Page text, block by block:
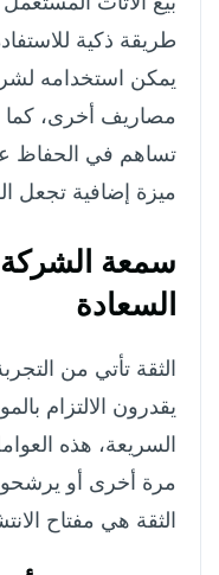
طريقة ذكية
يمكن استخدامه
مصاريف أخرى، كما
تساهم في الحفاظ
ميزة إضافية تجعل
سمعة
السعادة
الثقة تأتي من
يقدرون الالتزام
السريعة، هذه
مرة أخرى أو
الثقة هي مفتاح